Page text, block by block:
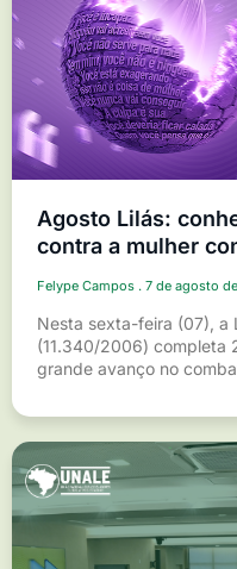
Agosto Lilás:
contra a mulher
Felype Campos 7 de agosto
Nesta sexta-feira (07), a
(11.340/2006) completa
grande avanço no